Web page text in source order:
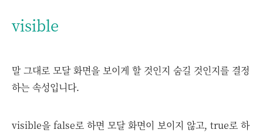
visible
말 그대로 모달 화면을 보이게 할 것인지 숨길 것인지를 결정
하는 속성입니다.
visible을 false로 하면 모달 화면이 보이지 않고, true로 하